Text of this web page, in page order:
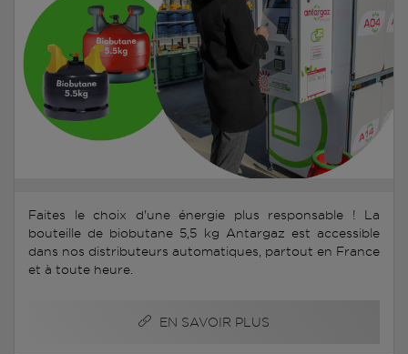
Faites le choix d'une énergie plus responsable ! La
bouteille de biobutane 5,5 kg Antargaz est accessible
dans nos distributeurs automatiques, partout en France
et à toute heure.
EN SAVOIR PLUS